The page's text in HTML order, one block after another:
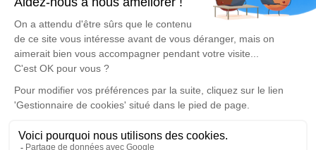
Liens utiles
Publier un avis de décès
Signaler un abus/une erreur
Consultez nos offres d'emploi